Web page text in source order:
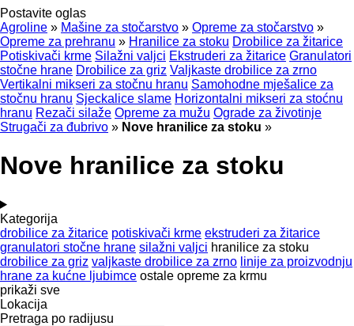
Postavite oglas
Agroline » Mašine za stočarstvo » Opreme za stočarstvo »
Opreme za prehranu » Hranilice za stoku Drobilice za žitarice
Potiskivači krme Silažni valjci Ekstruderi za žitarice Granulatori
stočne hrane Drobilice za griz Valjkaste drobilice za zrno
Vertikalni mikseri za stočnu hranu Samohodne mješalice za
stočnu hranu Sjeckalice slame Horizontalni mikseri za stoćnu
hranu Rezači silaže Opreme za mužu Ograde za životinje
Strugači za đubrivo » Nove hranilice za stoku »
Nove hranilice za stoku
Kategorija
drobilice za žitarice potiskivači krme ekstruderi za žitarice
granulatori stočne hrane silažni valjci hranilice za stoku
drobilice za griz valjkaste drobilice za zrno linije za proizvodnju
hrane za kućne ljubimce ostale opreme za krmu
prikaži sve
Lokacija
Pretraga po radijusu